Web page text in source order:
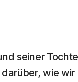
seiner
wie